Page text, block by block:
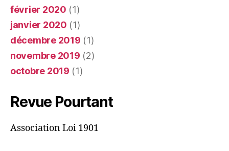
février 2020 (1)
janvier 2020 (1)
décembre 2019 (1)
novembre 2019 (2)
octobre 2019 (1)
Revue Pourtant
Association Loi 1901